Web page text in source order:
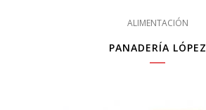
ALIMENTACIÓN
PANADERÍA LÓPEZ